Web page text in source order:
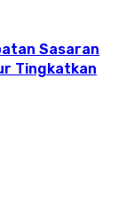
Sasaran
Tingkatkan